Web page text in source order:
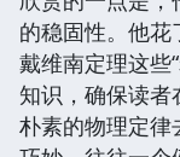
的稳固性。他花
戴维南定理这些
知识，确保读
朴素的物理定律